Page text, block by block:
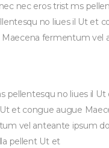
nec eros trist ms
no liues il Ut et
fermentum vel
pellentesqu no liues il
et congue augue
vel anteante ipsum
pellent Ut et